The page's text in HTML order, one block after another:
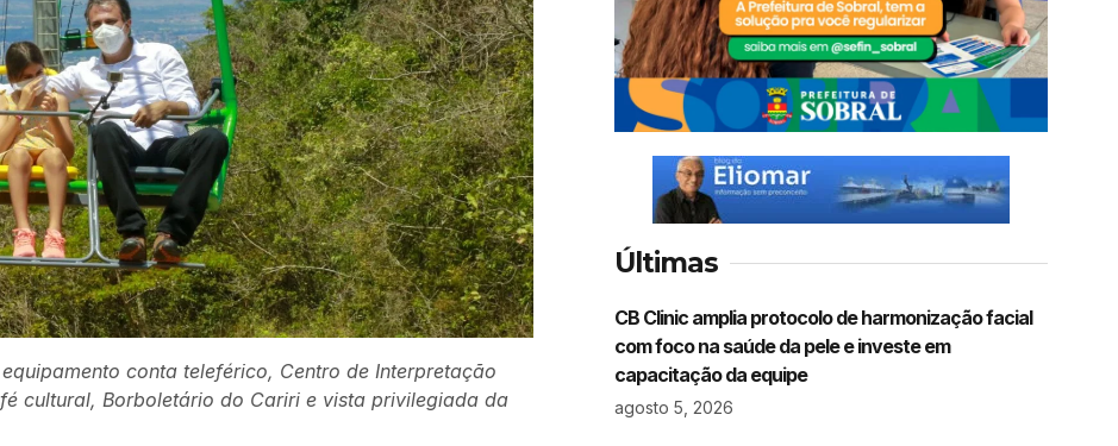
conta teleférico, Centro de Interpretação
cultural, Borboletário do Cariri e vista privilegiada da
Últimas
CB Clinic amplia protocolo de harmonização facial
com foco na saúde da pele e investe em
capacitação da equipe
agosto 5, 2026